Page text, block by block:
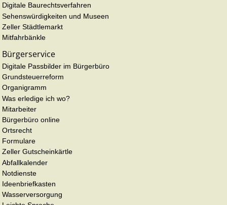
Digitale Baurechtsverfahren
Sehenswürdigkeiten und Museen
Zeller Städtlemarkt
Mitfahrbänkle
Bürgerservice
Digitale Passbilder im Bürgerbüro
Grundsteuerreform
Organigramm
Was erledige ich wo?
Mitarbeiter
Bürgerbüro online
Ortsrecht
Formulare
Zeller Gutscheinkärtle
Abfallkalender
Notdienste
Ideenbriefkasten
Wasserversorgung